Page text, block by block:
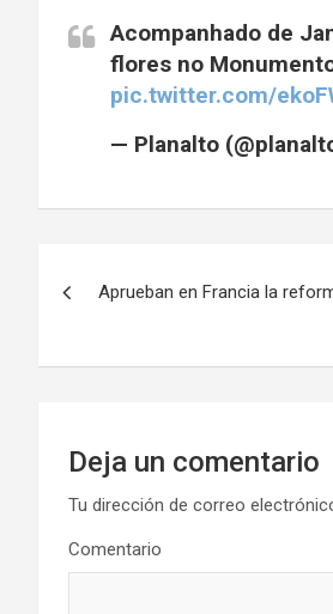
Acompanhado de
flores no
pic.twitter.com/
— Planalto
v
Aprueban en Francia la
Deja un comentario
Tu dirección de correo
Comentario